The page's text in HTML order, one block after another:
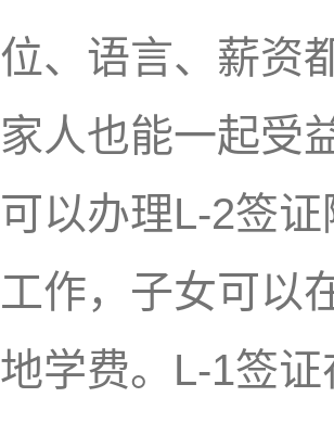
位、语言、薪资
家人也能一起受
可以办理L-2签
工作，子女可以
地学费。L-1签